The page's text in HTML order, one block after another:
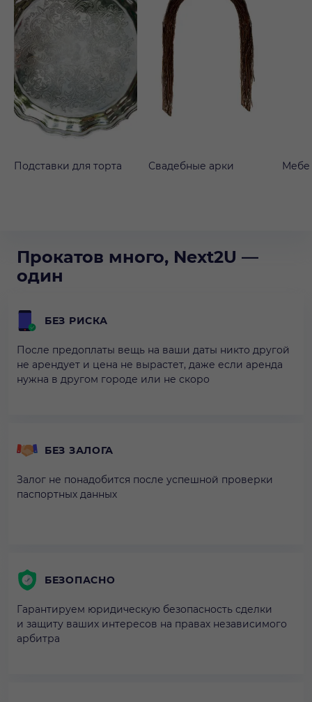
Подставки для торта Свадебные арки
Прокатов много, Next2U —
один
БЕЗ РИСКА
После предоплаты вещь на ваши даты никто другой
не арендует и цена не вырастет, даже если аренда
нужна в другом городе или не скоро
БЕЗ ЗАЛОГА
Залог не понадобится после успешной проверки
паспортных данных
БЕЗОПАСНО
Гарантируем юридическую безопасность сделки
и защиту ваших интересов на правах независимого
арбитра